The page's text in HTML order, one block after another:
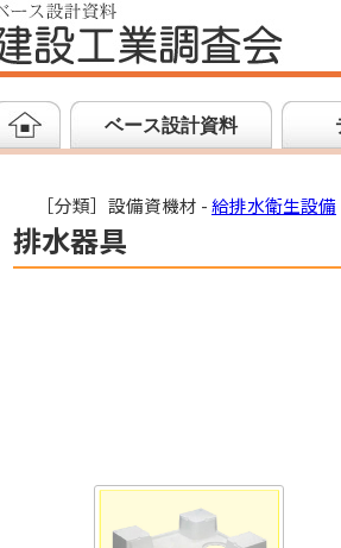
ベース設計資料
［分類］設備資機材 -給排水衛生設備
排水器具